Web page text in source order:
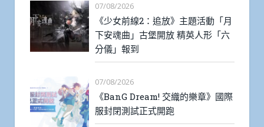
07/08/2026
《少女前線2：追放》主題活動「月
下安魂曲」古堡開放 精英人形「六
分儀」報到
07/08/2026
《BanG Dream! 交織的樂章》國際
服封閉測試正式開跑